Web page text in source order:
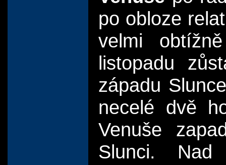
po obloze
velmi
listopadu
západu
necelé dvě
Venuše
Slunci. Nad